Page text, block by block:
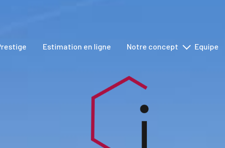
prestige estimation en ligne notre concept
photos
visite virtuelle
equipe